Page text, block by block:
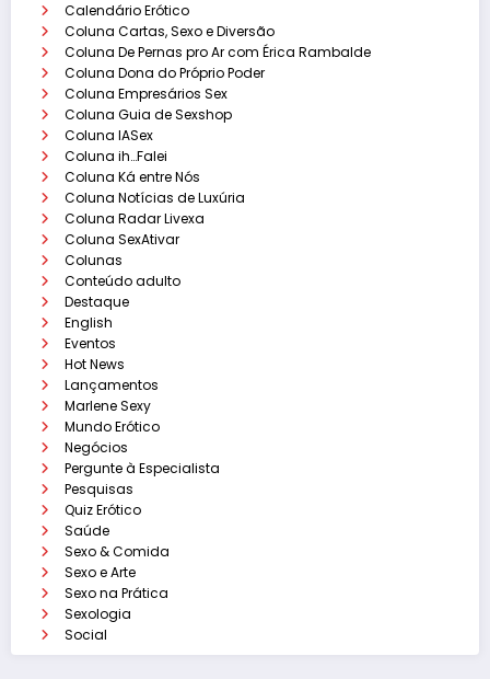
Calendário Erótico
Coluna Cartas, Sexo e Diversão
Coluna De Pernas pro Ar com Érica Rambalde
Coluna Dona do Próprio Poder
Coluna Empresários Sex
Coluna Guia de Sexshop
Coluna IASex
Coluna ih…Falei
Coluna Ká entre Nós
Coluna Notícias de Luxúria
Coluna Radar Livexa
Coluna SexAtivar
Colunas
Conteúdo adulto
Destaque
English
Eventos
Hot News
Lançamentos
Marlene Sexy
Mundo Erótico
Negócios
Pergunte à Especialista
Pesquisas
Quiz Erótico
Saúde
Sexo & Comida
Sexo e Arte
Sexo na Prática
Sexologia
Social